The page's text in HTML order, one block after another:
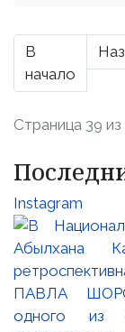
В
начало
Страница 39 из
Instagram